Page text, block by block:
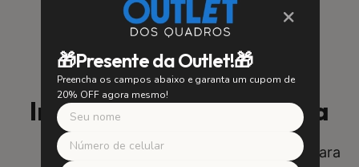
×
🎁Presente da Outlet!🎁
Preencha os campos abaixo e garanta um cupom de
20% OFF agora mesmo!
Instalação Fácil e Segura
Utilizamos suportes de alta qualidade para